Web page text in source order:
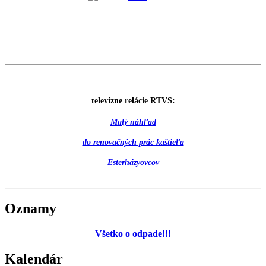
televízne relácie RTVS:
Malý náhľad
do renovačných prác kaštieľa
Esterházyovcov
Oznamy
Všetko o odpade!!!
Kalendár